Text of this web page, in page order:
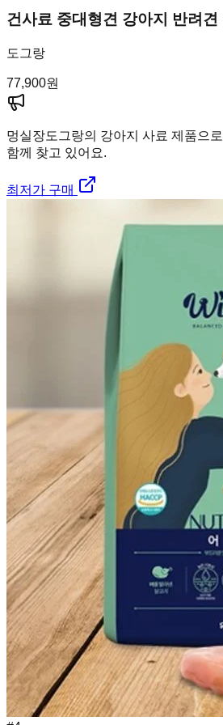
건사료 중대형견 강아지 반려견
도그랑
77,900원
멍실장도그랑의 강아지 사료 제품으
함께 찾고 있어요.
최저가 구매